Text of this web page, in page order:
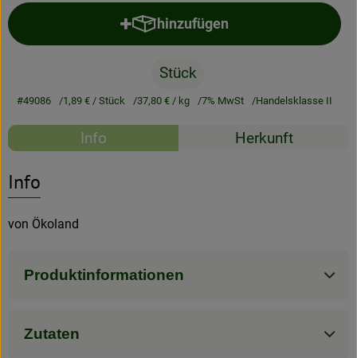
Über uns
Blog
hinzufügen
Produkt zum Warenkorb
Stück
#49086 1,89 € / Stück 37,80 € / kg 7% MwSt Handelsklasse II
Rezepte
Info Herkunft
Info
von Ökoland
Produktinformationen
Zutaten